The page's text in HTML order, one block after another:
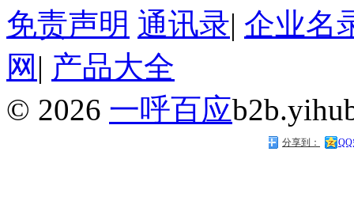
免责声明 通讯录| 企业名
网 | 产品大全
© 2026 一呼百应
分享到：